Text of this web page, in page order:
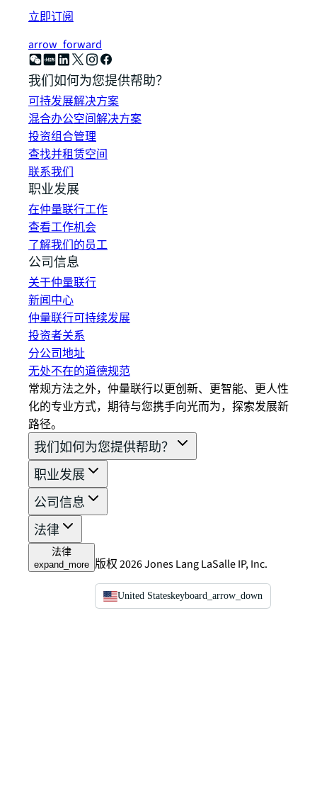
立即订阅
arrow_forward
我们如何为您提供帮助？
可持发展解决方案
混合办公空间解决方案
投资组合管理
查找并租赁空间
联系我们
职业发展
在仲量联行工作
查看工作机会
了解我们的员工
公司信息
关于仲量联行
新闻中心
仲量联行可持续发展
投资者关系
分公司地址
无处不在的道德规范
常规方法之外，仲量联行以更创新、更智能、更人性
化的专业方式，期待与您携手向光而为，探索发展新
路径。
我们如何为您提供帮助？
职业发展
公司信息
法律
法律
expand_more 版权 2026 Jones Lang LaSalle IP, Inc.
United Stateskeyboard_arrow_down